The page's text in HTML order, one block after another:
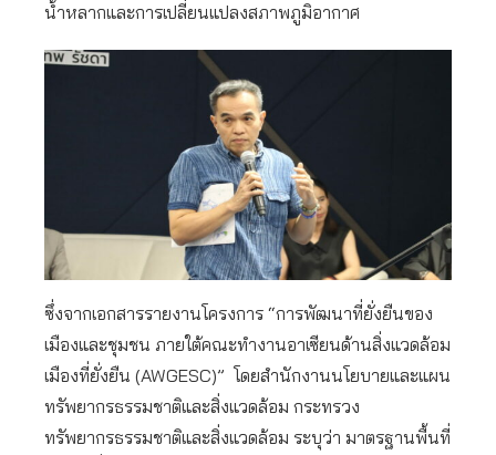
น้ำหลากและการเปลี่ยนแปลงสภาพภูมิอากาศ
ซึ่งจากเอกสารรายงานโครงการ “การพัฒนาที่ยั่งยืนของ
เมืองและชุมชน ภายใต้คณะทำงานอาเซียนด้านสิ่งแวดล้อม
เมืองที่ยั่งยืน (AWGESC)” โดยสํานักงานนโยบายและแผน
ทรัพยากรธรรมชาติและสิ่งแวดล้อม กระทรวง
ทรัพยากรธรรมชาติและสิ่งแวดล้อม ระบุว่า มาตรฐานพื้นที่